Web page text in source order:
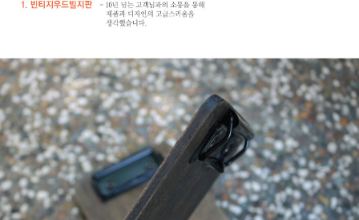
페이코 라이